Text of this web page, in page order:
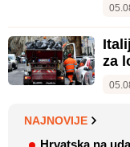
za
NAJNOVIJE
Hrvatska na